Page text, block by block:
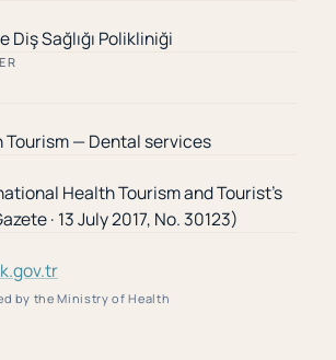
Diş Sağlığı Polikliniği
— Dental services
Health Tourism and Tourist's
· 13 July 2017, No. 30123)
by the Ministry of Health